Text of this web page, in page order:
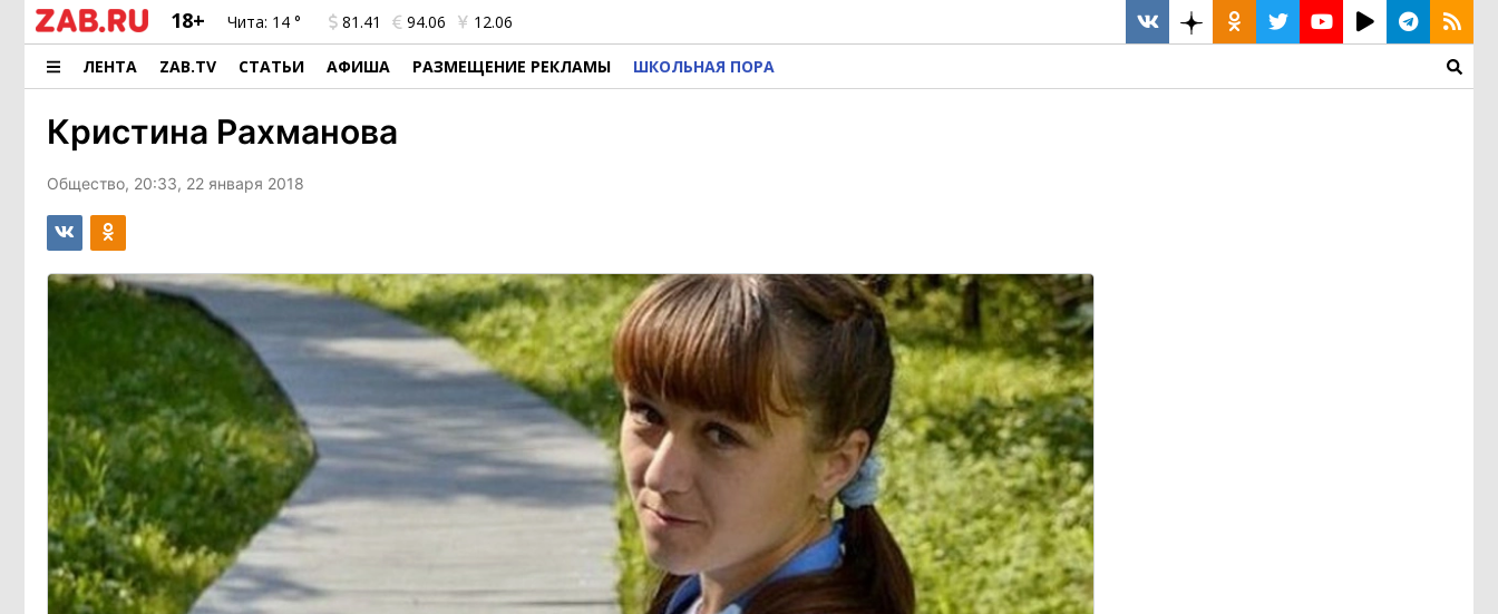
18+ Чита: 14 ° 81.41 94.06 12.06
ЛЕНТА ZAB.TV СТАТЬИ АФИША РАЗМЕЩЕНИЕ РЕКЛАМЫ ШКОЛЬНАЯ ПОРА
Кристина Рахманова
Общество, 20:33, 22 января 2018